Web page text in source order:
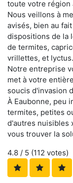
toute votre région
Nous veillons à
avisés, bien au
dispositions de la
de termites,
vrillettes, et lyctus.
Notre entreprise
met à votre
soucis d'invasion
À Eaubonne, peu
termites, petites
d'autres nuisibles
vous trouver la
4.8 / 5 (112 votes)